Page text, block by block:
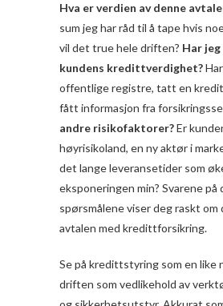
Hva er verdien av denne
sum jeg har råd til å tape hvis
vil det true hele driften? Har
kundens kredittverdighet?
offentlige registre, tatt en
fått informasjon fra
andre risikofaktorer?Er
høyrisikoland, en ny aktør i
det lange leveransetider som
eksponeringen min? Svarene på
spørsmålene viser deg raskt om
avtalen med kredittforsikring.
Se på kredittstyring som en like
driften som vedlikehold av